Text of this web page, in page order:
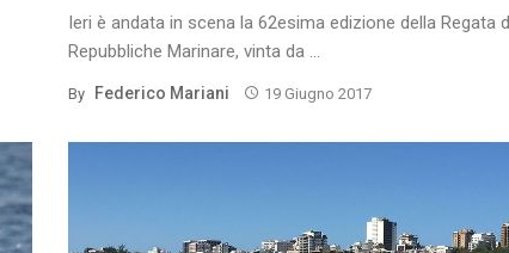
Ieri è andata in scena la 62esima edizione della Regata
Repubbliche Marinare, vinta da ...
By Federico Mariani 19 Giugno 2017